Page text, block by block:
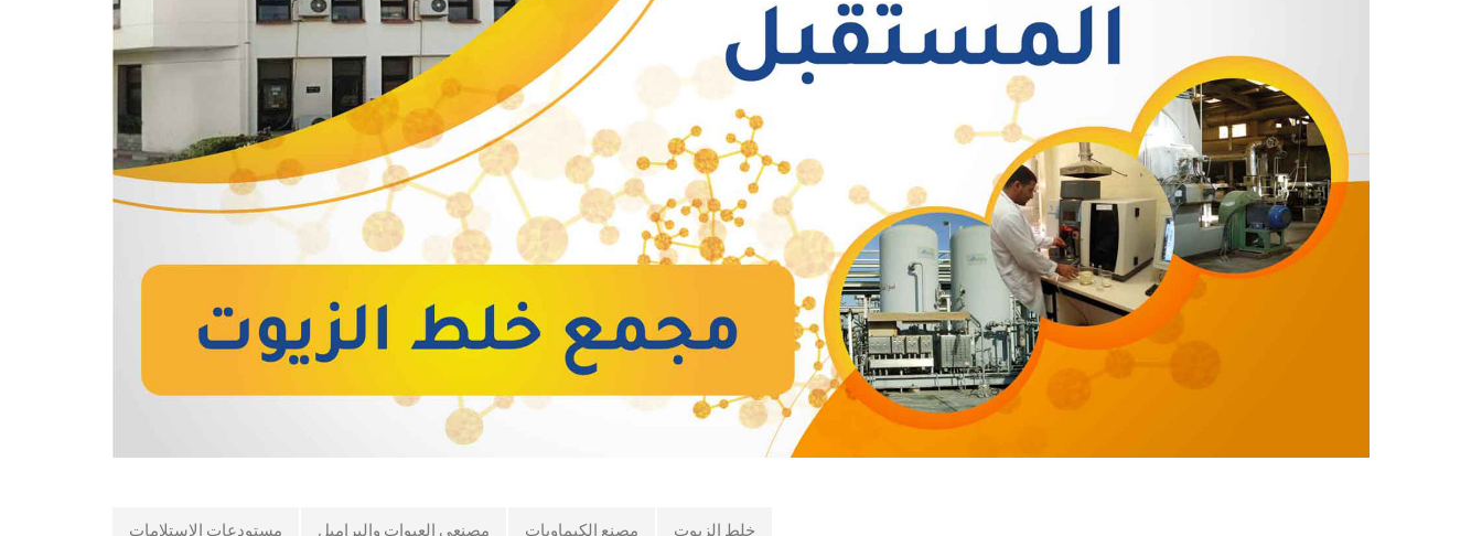
مستودعات الإستلامات مصنعى العبوات والبراميل مصنع الكيماويات خلط الزيوت